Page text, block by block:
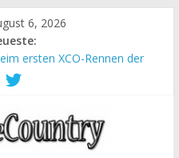
6, 2026
ersten XCO-Rennen der
vom Unwetter betroffen
Mountainbike-Bundesliga
für Carod und Richards